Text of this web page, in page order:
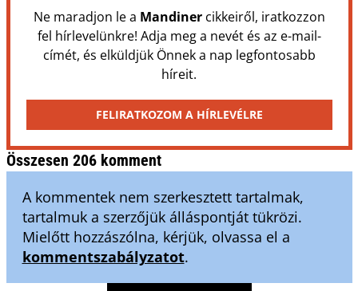
Ne maradjon le a Mandinercikkeiről, iratkozzon
fel hírlevelünkre! Adja meg a nevét és az e-mail-
címét, és elküldjük Önnek a nap legfontosabb
híreit.
FELIRATKOZOM A HÍRLEVÉLRE
Összesen 206 komment
A kommentek nem szerkesztett tartalmak,
tartalmuk a szerzőjük álláspontját tükrözi.
Mielőtt hozzászólna, kérjük, olvassa el a
kommentszabályzatot.